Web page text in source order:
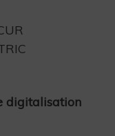
digitalisation